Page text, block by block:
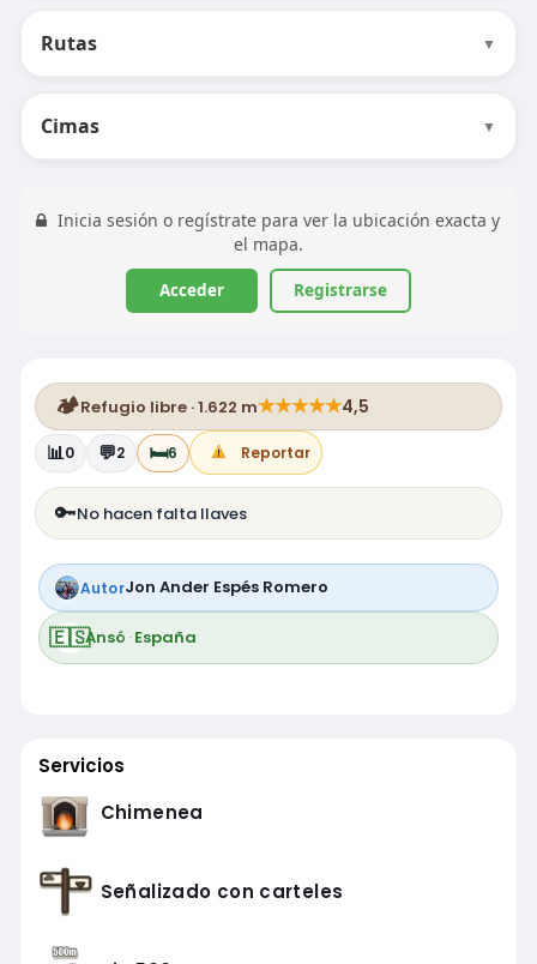
Rutas ▼
Cimas ▼
Inicia sesión o regístrate para ver la ubicación exacta y
el mapa.
Acceder Registrarse
🏕️Refugio libre · 1.622 m★★★★★4,5
📊0 💬2 🛏️6 Reportar
🔑No hacen falta llaves
AutorJon Ander Espés Romero
🇪🇸Ansó ·España
Servicios
Chimenea
Señalizado con carteles